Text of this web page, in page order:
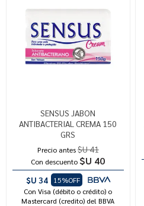
SENSUS JABON
ANTIBACTERIAL CREMA 150
GRS
Precio antes$U 41
Con descuento $U 40
$U 34
15%OFF
Con Visa (débito o crédito) o
Mastercard (credito) del BBVA